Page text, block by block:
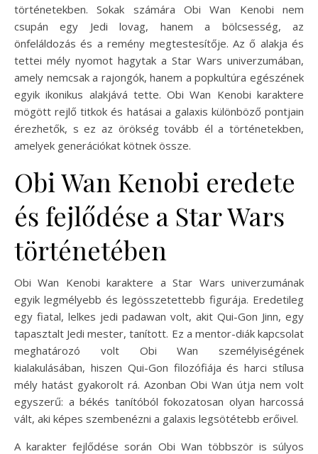
történetekben. Sokak számára Obi Wan Kenobi nem
csupán egy Jedi lovag, hanem a bölcsesség, az
önfeláldozás és a remény megtestesítője. Az ő alakja és
tettei mély nyomot hagytak a Star Wars univerzumában,
amely nemcsak a rajongók, hanem a popkultúra egészének
egyik ikonikus alakjává tette. Obi Wan Kenobi karaktere
mögött rejlő titkok és hatásai a galaxis különböző pontjain
érezhetők, s ez az örökség tovább él a történetekben,
amelyek generációkat kötnek össze.
Obi Wan Kenobi eredete
és fejlődése a Star Wars
történetében
Obi Wan Kenobi karaktere a Star Wars univerzumának
egyik legmélyebb és legösszetettebb figurája. Eredetileg
egy fiatal, lelkes jedi padawan volt, akit Qui-Gon Jinn, egy
tapasztalt Jedi mester, tanított. Ez a mentor-diák kapcsolat
meghatározó volt Obi Wan személyiségének
kialakulásában, hiszen Qui-Gon filozófiája és harci stílusa
mély hatást gyakorolt rá. Azonban Obi Wan útja nem volt
egyszerű: a békés tanítóból fokozatosan olyan harcossá
vált, aki képes szembenézni a galaxis legsötétebb erőivel.
A karakter fejlődése során Obi Wan többször is súlyos